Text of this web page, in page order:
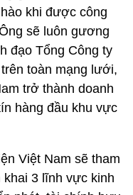
khi được công
sẽ luôn gương
đạo Tổng Công ty
toàn mạng lưới,
trở thành doanh
hàng đầu khu vực
Việt Nam sẽ tham
3 lĩnh vực kinh